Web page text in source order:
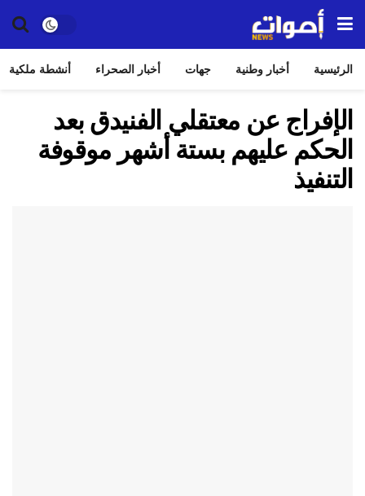
الرئيسية أخبار وطنية جهات أخبار الصحراء أنشطة ملكية
الإفراج عن معتقلي الفنيدق بعد
الحكم عليهم بستة أشهر موقوفة
التنفيذ